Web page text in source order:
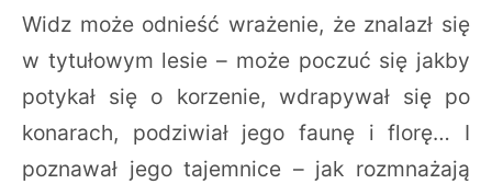
Widz może odnieść wrażenie, że znalazł się
w tytułowym lesie – może poczuć się jakby
potykał się o korzenie, wdrapywał się po
konarach, podziwiał jego faunę i florę… I
poznawał jego tajemnice – jak rozmnażają